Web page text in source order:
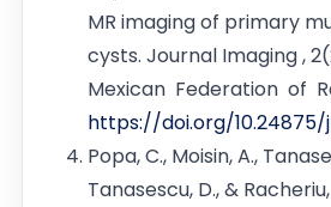
MR imaging of primary
cysts. Journal Imaging ,
Mexican Federation of
https://doi.org/10.24875/
Popa, C., Moisin, A.,
Tanasescu, D., &